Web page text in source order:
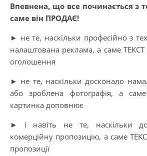
Впевнена, що все починається з
саме він ПРОДАЄ!
► не те, наскільки професійно з
налаштована реклама, а саме
оголошення
► не те, наскільки досконало
або зроблена фотографія, а
картинка доповнює
► і навіть не те, наскільки
комерційну пропозицію, а саме
пропозиції